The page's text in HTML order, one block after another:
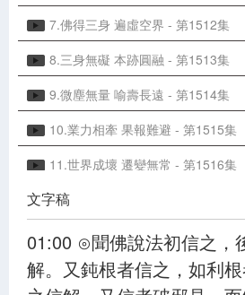
7.佛得三身 遍虛空界 - 第1512集
8.三身無礙 本跡圓融 - 第1513集
9.微塵無量 喻壽長遠 - 第1514集
10.業力相牽 果報難避 - 第1515集
11.世界成壞 遷變無常 - 第1516集
12.佛居娑婆 說法教化 - 第1517集
13.行因得果 為方便說 - 第1518集
14.佛眼圓淨 一切皆見 - 第1519集
文字稿
01:00 ⊙聞佛說法初信之，
解。又鈍根者信之，如利